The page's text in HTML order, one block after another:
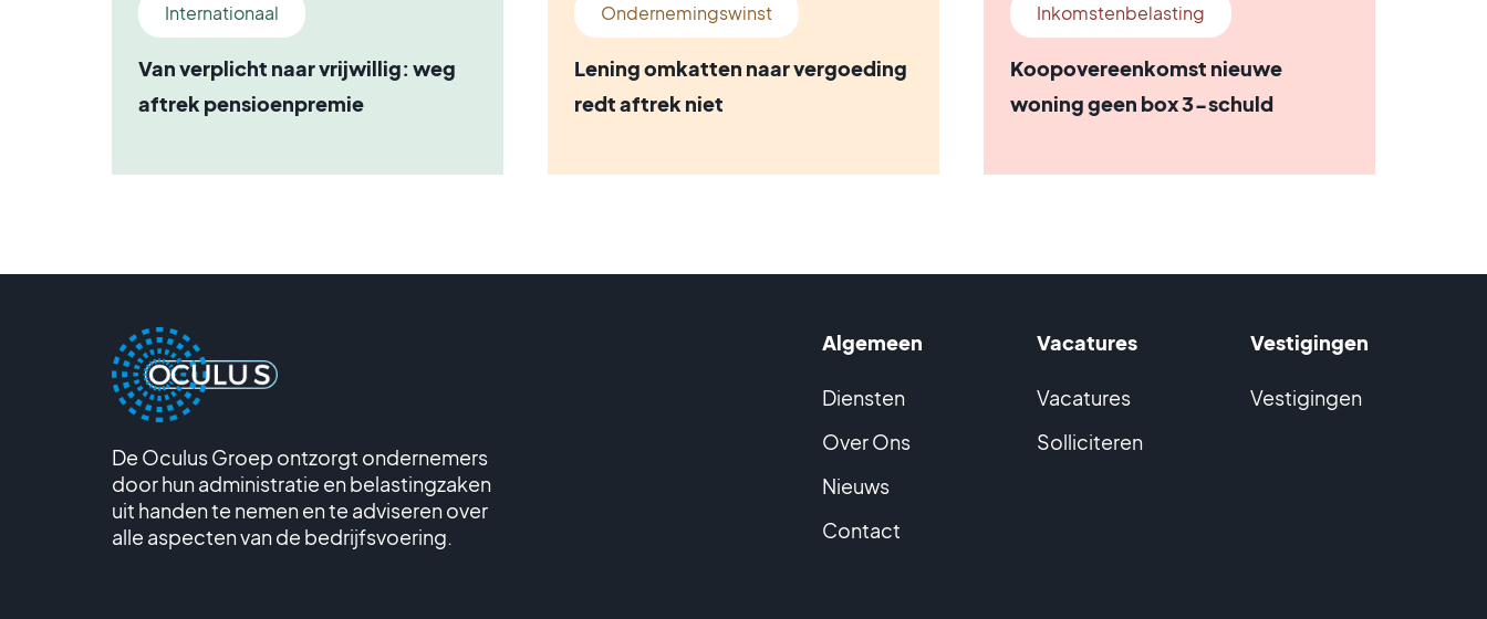
Internationaal
Van verplicht naar vrijwillig: weg
aftrek pensioenpremie
Ondernemingswinst
Lening omkatten naar vergoeding
redt aftrek niet
Inkomstenbelasting
Koopovereenkomst nieuwe
woning geen box 3-schuld
De Oculus Groep ontzorgt ondernemers
door hun administratie en belastingzaken
uit handen te nemen en te adviseren over
alle aspecten van de bedrijfsvoering.
Algemeen
Diensten
Over Ons
Nieuws
Contact
Vacatures
Vacatures
Solliciteren
Vestigingen
Vestigingen